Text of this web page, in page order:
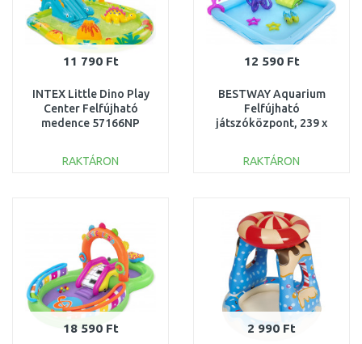
11 790 Ft
INTEX Little Dino Play
Center Felfújható
medence 57166NP
RAKTÁRON
12 590 Ft
BESTWAY Aquarium
Felfújható
játszóközpont, 239 x
RAKTÁRON
Összehasonlítás
18 590 Ft 2 990 Ft